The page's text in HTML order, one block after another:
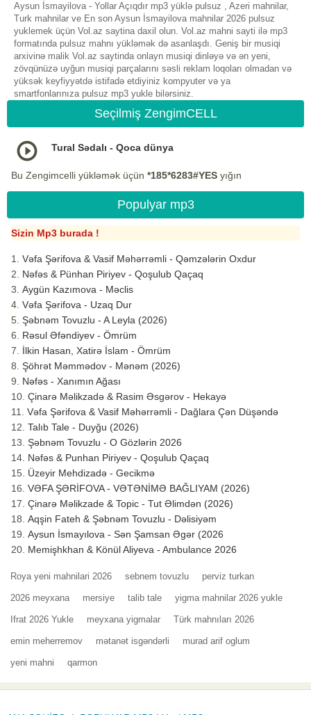
Aysun İsmayilova - Yollar Açıqdır mp3 yüklə pulsuz , Azeri mahnilar,
Turk mahnilar ve En son Aysun İsmayilova mahnilar 2026 pulsuz
yuklemek üçün Vol.az saytina daxil olun. Vol.az mahni sayti ilə mp3
formatında pulsuz mahnı yükləmək də asanlaşdı. Geniş bir musiqi
arxivinə malik Vol.az saytinda onlayn musiqi dinləyə və ən yeni,
zövqünüzə uyğun musiqi parçalarını səsli reklam loqoları olmadan və
yüksək keyfiyyətdə istifadə etdiyiniz kompyuter və ya
smartfonlarınıza pulsuz mp3 yukle bilərsiniz.
Seçilmiş ZengimCELL
Tural Sədalı - Qoca dünya
Bu Zengimcelli yükləmək üçün *185*6283#YES yığın
Populyar mp3
Sizin Mp3 burada !
Vəfa Şərifova & Vasif Məhərrəmli - Qəmzələrin Oxdur
Nəfəs & Pünhan Piriyev - Qoşulub Qaçaq
Aygün Kazımova - Məclis
Vəfa Şərifova - Uzaq Dur
Şəbnəm Tovuzlu - A Leyla (2026)
Rəsul Əfəndiyev - Ömrüm
İlkin Hasan, Xatirə İslam - Ömrüm
Şöhrət Məmmədov - Mənəm (2026)
Nəfəs - Xanımın Ağası
Çinarə Məlikzadə & Rasim Əsgərov - Hekayə
Vəfa Şərifova & Vasif Məhərrəmli - Dağlara Çən Düşəndə
Talıb Tale - Duyğu (2026)
Şəbnəm Tovuzlu - O Gözlərin 2026
Nəfəs & Punhan Piriyev - Qoşulub Qaçaq
Üzeyir Mehdizadə - Gecikmə
VƏFA ŞƏRİFOVA - VƏTƏNİMƏ BAĞLIYAM (2026)
Çinarə Məlikzade & Topic - Tut Əlimdən (2026)
Aqşin Fateh & Şəbnəm Tovuzlu - Dəlisiyəm
Aysun İsmayılova - Sən Şamsan Əgər (2026
Memişhkhan & Könül Aliyeva - Ambulance 2026
Roya yeni mahnilari 2026 sebnem tovuzlu perviz turkan
2026 meyxana mersiye talib tale yigma mahnilar 2026 yukle
Ifrat 2026 Yukle meyxana yigmalar Türk mahnıları 2026
emin meherremov mətanət isgəndərli murad arif oglum
yeni mahni qarmon